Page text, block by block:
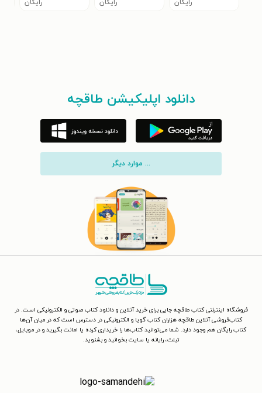
رایگان رایگان رایگان
دانلود اپلیکیشن طاقچه
... موارد دیگر
فروشگاه اینترنتی کتاب طاقچه جایی برای خرید آنلاین و دانلود کتاب صوتی و الکترونیکی است. در
کتاب‌فروشی آنلاین طاقچه هزاران کتاب گویا و الکترونیکی در دسترس است که در میان آن‌ها
کتاب رایگان هم وجود دارد. شما می‌توانید کتاب‌ها را خریداری کرده یا امانت بگیرید و در موبایل،
تبلت، رایانه یا سایت بخوانید و بشنوید.